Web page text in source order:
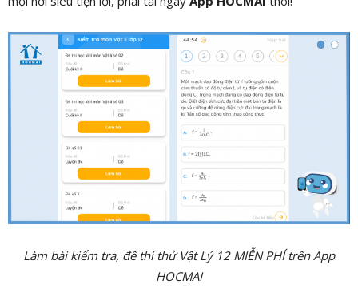
Làm bài kiểm tra, đề thi thử Vật Lý 12 MIỄN PHÍ trên App
HOCMAI